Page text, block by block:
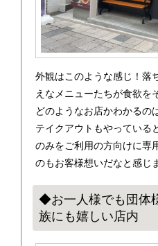
外観はこのような感じ！落
えなメニューたちが食欲
どのようなお店かわかるの
テイクアウトもやっている
のみをご利用の方向けに専
のもお客様想いだなと感じ
◆お一人様でも団体
族にも嬉しい店内